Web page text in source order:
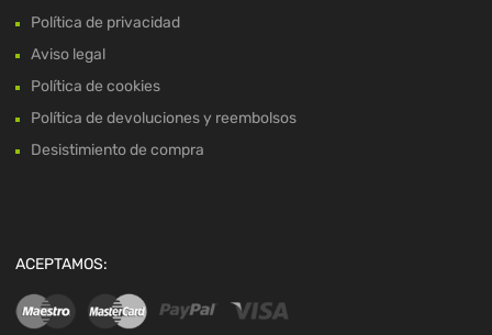
Política de privacidad
Aviso legal
Política de cookies
Política de devoluciones y reembolsos
Desistimiento de compra
ACEPTAMOS: